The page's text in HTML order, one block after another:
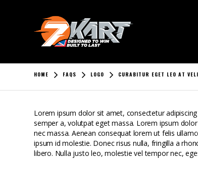
HOME FAQS LOGO CURABITUR EGET LEO AT
Lorem ipsum dolor sit amet, consectetur
semper a, volutpat eget massa. Lorem ipsum
nec massa. Aenean consequat lorem ut felis
ipsum id molestie. Donec risus nulla, fringilla a
libero. Nulla justo leo, molestie vel tempor nec,